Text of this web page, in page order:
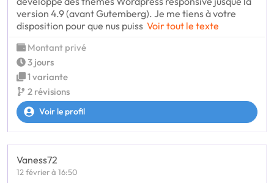
version 4.9 (avant Gutemberg). Je me tiens à votre
disposition pour que nus puiss Voir tout le texte
Montant privé
3 jours
1 variante
2 révisions
Voir le profil
Vaness72
12 février à 16:50